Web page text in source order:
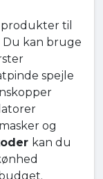
til
Du kan bruge
spejle
og
kan du